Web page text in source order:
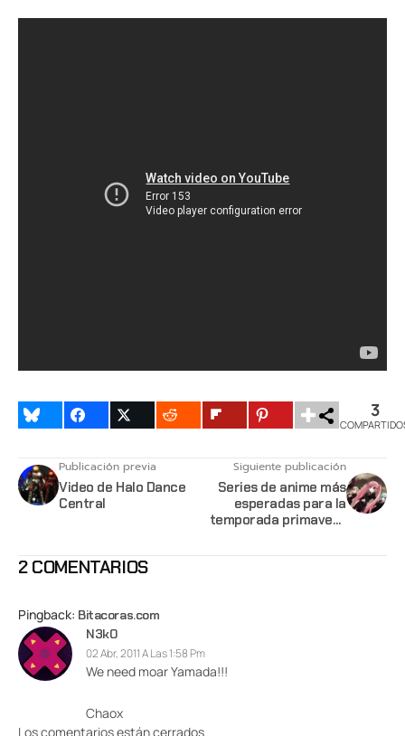
3
Publicación previa
Video de Halo Dance
Central
Siguiente publicación
Series de anime más
esperadas para la
temporada primavera
2 COMENTARIOS
Pingback: Bitacoras.com
N3k0
02 Abr, 2011 A Las 1:58 Pm
We need moar Yamada!!!
Chaox
Los comentarios están cerrados